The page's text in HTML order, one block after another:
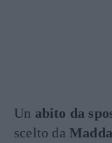
Un abito da
scelto da